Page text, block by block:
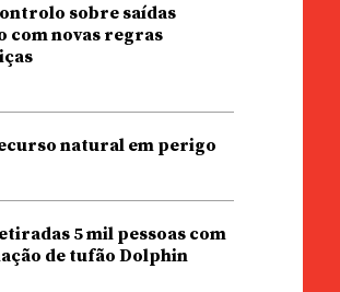
sobre saídas
com novas regras
natural em perigo
5 mil pessoas com
de tufão Dolphin